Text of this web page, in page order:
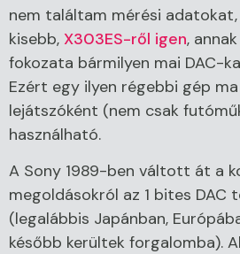
nem találtam mérési adatokat,
kisebb, X303ES-ről igen,
fokozata bármilyen mai DAC-
Ezért egy ilyen régebbi gép
lejátszóként (nem csak
használható.
A Sony 1989-ben váltott át a
megoldásokról az 1 bites DAC
(legalábbis Japánban,
később kerültek forgalomba).